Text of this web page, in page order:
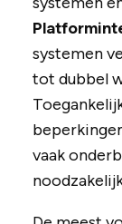
systemen
tot dubbel
vaak